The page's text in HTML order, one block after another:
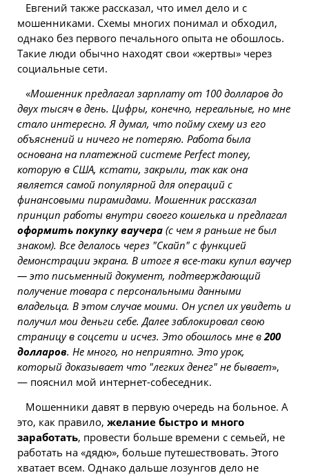
Евгений также рассказал, что имел дело и с
мошенниками. Схемы многих понимал и обходил,
однако без первого печального опыта не обошлось.
Такие люди обычно находят свои «жертвы» через
социальные сети.
«Мошенник предлагал зарплату от 100 долларов до
двух тысяч в день. Цифры, конечно, нереальные, но мне
стало интересно. Я думал, что пойму схему из его
объяснений и ничего не потеряю. Работа была
основана на платежной системе Perfect money,
которую в США, кстати, закрыли, так как она
является самой популярной для операций с
финансовыми пирамидами. Мошенник рассказал
принцип работы внутри своего кошелька и предлагал
оформить покупку ваучера (с чем я раньше не был
знаком). Все делалось через "Скайп" с функцией
демонстрации экрана. В итоге я все-таки купил ваучер
— это письменный документ, подтверждающий
получение товара с персональными данными
владельца. В этом случае моими. Он успел их увидеть и
получил мои деньги себе. Далее заблокировал свою
страницу в соцсети и исчез. Это обошлось мне в200
долларов. Не много, но неприятно. Это урок,
который доказывает что "легких денег" не бывает»,
— пояснил мой интернет-собеседник.
Мошенники давят в первую очередь на больное. А
это, как правило, желание быстро и много
заработать, провести больше времени с семьей, не
работать на «дядю», больше путешествовать. Этого
хватает всем. Однако дальше лозунгов дело не